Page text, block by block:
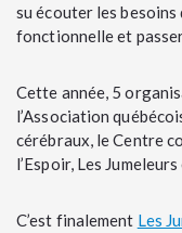
su écouter les
fonctionnelle et
Cette année, 5
l’Association
cérébraux, le Centre
l’Espoir, Les
C’est finalement Les